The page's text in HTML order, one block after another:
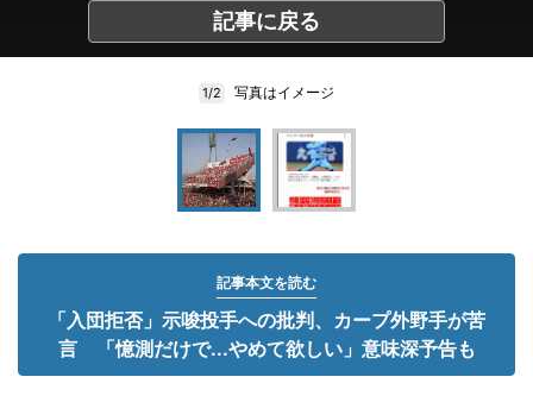
記事に戻る
1/2 写真はイメージ
記事本文を読む
「入団拒否」示唆投手への批判、カープ外野手が苦
言 「憶測だけで...やめて欲しい」意味深予告も